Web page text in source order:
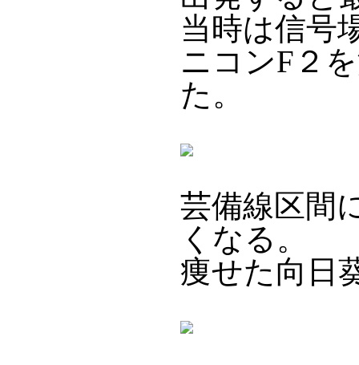
当時は信号
ニコンF２
た。
芸備線区間
くなる。
痩せた向日